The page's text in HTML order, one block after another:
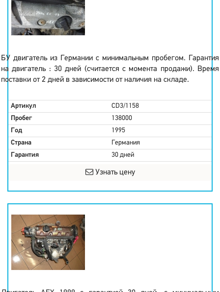
БУ двигатель из Германии с минимальным пробегом. Гарантия
на двигатель : 30 дней (считается с момента продажи). Время
поставки от 2 дней в зависимости от наличия на складе.
Артикул
CD3/1158
Пробег
138000
Год
1995
Страна
Германия
Гарантия
30 дней
Узнать цену